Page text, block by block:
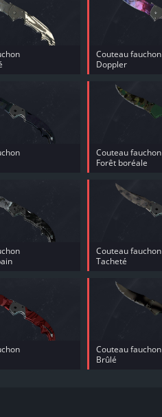
Couteau fauchon
Doppler
Couteau fauchon
Forêt boréale
Couteau fauchon
Tacheté
Couteau fauchon
Brûlé